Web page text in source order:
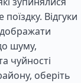
Відгуки
шуму,
чуйності
оберіть